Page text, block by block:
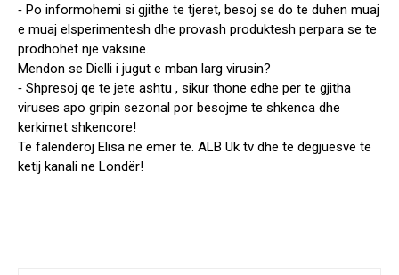
⁃ Po informohemi si gjithe te tjeret, besoj se do te duhen muaj
e muaj elsperimentesh dhe provash produktesh perpara se te
prodhohet nje vaksine.
Mendon se Dielli i jugut e mban larg virusin?
⁃ Shpresoj qe te jete ashtu , sikur thone edhe per te gjitha
viruses apo gripin sezonal por besojme te shkenca dhe
kerkimet shkencore!
Te falenderoj Elisa ne emer te. ALB Uk tv dhe te degjuesve te
ketij kanali ne Londër!